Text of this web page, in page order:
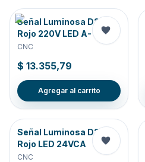
Señal Luminosa D22
Rojo 220V LED A-
CNC
$ 13.355,79
Agregar al carrito
Señal Luminosa D22
Rojo LED 24VCA
CNC